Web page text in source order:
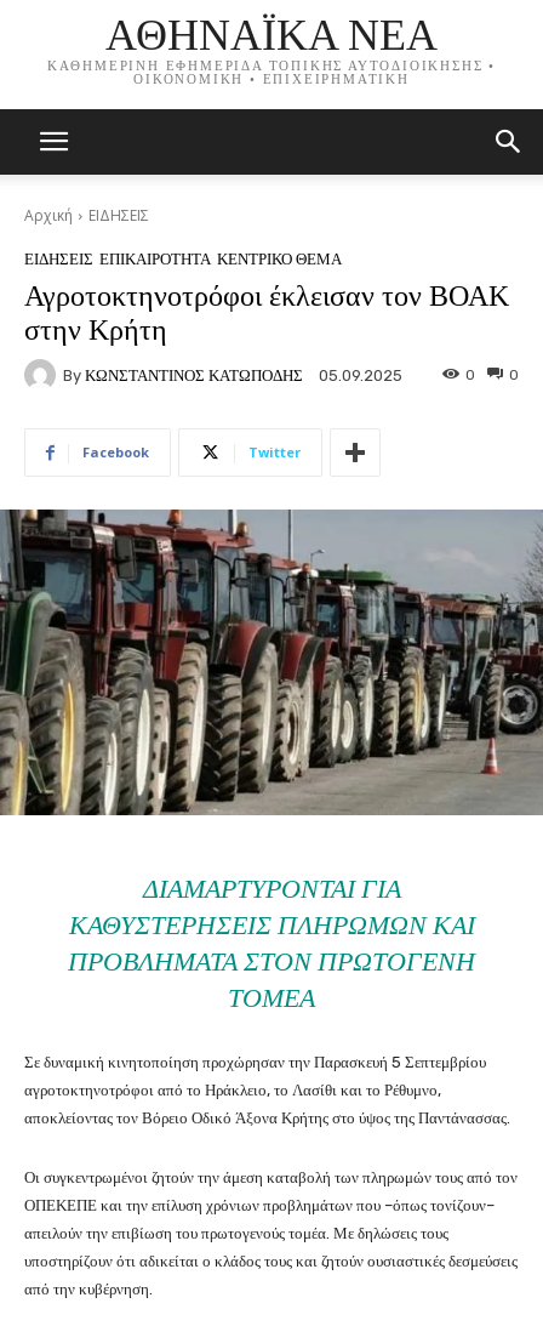
ΑΘΗΝΑΪΚΑ ΝΕΑ
ΚΑΘΗΜΕΡΙΝΗ ΕΦΗΜΕΡΙΔΑ ΤΟΠΙΚΗΣ ΑΥΤΟΔΙΟΙΚΗΣΗΣ •
ΟΙΚΟΝΟΜΙΚΗ • ΕΠΙΧΕΙΡΗΜΑΤΙΚΗ
Αρχική ΕΙΔΗΣΕΙΣ
ΕΙΔΗΣΕΙΣ ΕΠΙΚΑΙΡΟΤΗΤΑ ΚΕΝΤΡΙΚΟ ΘΕΜΑ
Αγροτοκτηνοτρόφοι έκλεισαν τον ΒΟΑΚ
στην Κρήτη
By ΚΩΝΣΤΑΝΤΙΝΟΣ ΚΑΤΩΠΟΔΗΣ 05.09.2025 0
0
Facebook Twitter
ΔΙΑΜΑΡΤΎΡΟΝΤΑΙ ΓΙΑ
ΚΑΘΥΣΤΕΡΉΣΕΙΣ ΠΛΗΡΩΜΏΝ ΚΑΙ
ΠΡΟΒΛΉΜΑΤΑ ΣΤΟΝ ΠΡΩΤΟΓΕΝΉ
ΤΟΜΈΑ
Σε δυναμική κινητοποίηση προχώρησαν την Παρασκευή 5 Σεπτεμβρίου
αγροτοκτηνοτρόφοι από το Ηράκλειο, το Λασίθι και το Ρέθυμνο,
αποκλείοντας τον Βόρειο Οδικό Άξονα Κρήτης στο ύψος της Παντάνασσας.
Οι συγκεντρωμένοι ζητούν την άμεση καταβολή των πληρωμών τους από τον
ΟΠΕΚΕΠΕ και την επίλυση χρόνιων προβλημάτων που –όπως τονίζουν–
απειλούν την επιβίωση του πρωτογενούς τομέα. Με δηλώσεις τους
υποστηρίζουν ότι αδικείται ο κλάδος τους και ζητούν ουσιαστικές δεσμεύσεις
από την κυβέρνηση.